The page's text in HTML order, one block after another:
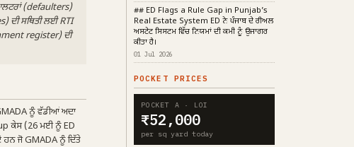
(defaulters)
ਦੀ ਸਥਿਤੀ ਲਈ RTI
register) ਦੀ
ਨੂੰ ਵੱਡੀਆਂ ਅਦਾ
ਕੇਸ (26 ਮਈ ਨੂੰ ED
ਹਨ ਜੋ GMADA ਨੂੰ ਦਿੱਤੇ
## ED Flags a Rule Gap in Punjab’s
Real Estate System ED ਨੇ ਪੰਜਾਬ ਦੇ ਰੀਅਲ
ਅਸਟੇਟ ਸਿਸਟਮ ਵਿੱਚ ਨਿਯਮਾਂ ਦੀ ਕਮੀ ਨੂੰ ਉਜਾਗਰ
ਕੀਤਾ ਹੈ।
01 Jul 2026
POCKET PRICES
POCKET A · LOI
₹52,000
per sq yard today